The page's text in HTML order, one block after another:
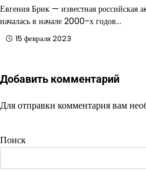
Евгения Брик — известная российская
началась в начале 2000-х годов…
15 февраля 2023
Добавить комментарий
Для отправки комментария вам
Поиск